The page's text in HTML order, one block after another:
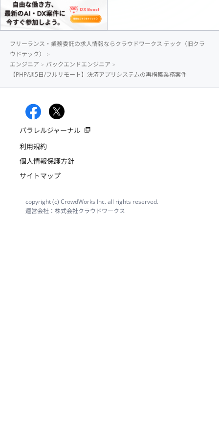
フリーランス・業務委託の求人情報ならクラウドワークス テック（旧クラ
ウドテック）
エンジニア
バックエンドエンジニア
【PHP/週5日/フルリモート】決済アプリシステムの再構築業務案件
パラレルジャーナル
利用規約
個人情報保護方針
サイトマップ
copyright (c) CrowdWorks Inc. all rights reserved.
運営会社：株式会社クラウドワークス